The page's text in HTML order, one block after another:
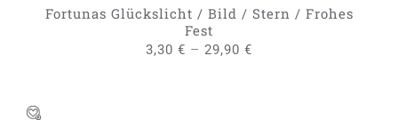
GEWÄHLT
Fortunas Glückslicht / Bild / Stern / Frohes
Fest
3,30 € – 29,90 €